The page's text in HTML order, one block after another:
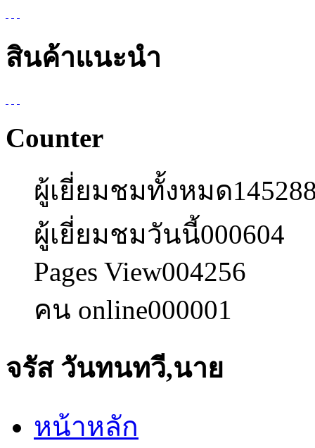
สินค้าแนะนำ
Counter
ผู้เยี่ยมชมทั้งหมด
ผู้เยี่ยมชมวันนี้000604
Pages View004256
คน online000001
จรัส วันทนทวี,นาย
หน้าหลัก